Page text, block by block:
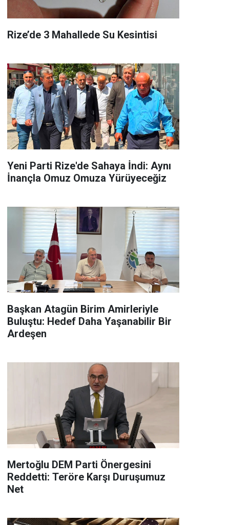
Rize’de 3 Mahallede Su Kesintisi
Yeni Parti Rize'de Sahaya İndi: Aynı
İnançla Omuz Omuza Yürüyeceğiz
Başkan Atagün Birim Amirleriyle
Buluştu: Hedef Daha Yaşanabilir Bir
Ardeşen
Mertoğlu DEM Parti Önergesini
Reddetti: Teröre Karşı Duruşumuz
Net